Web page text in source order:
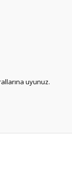
uyunuz.